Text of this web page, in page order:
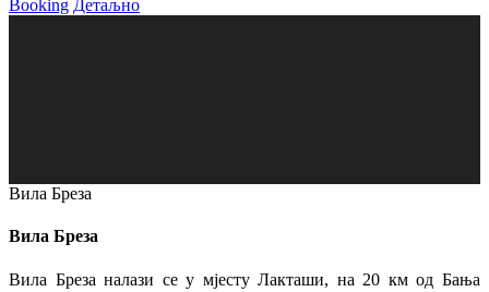
Booking Детаљно
Вила Бреза
Вила Бреза
Вила Бреза налази се у мјесту Лакташи, на 20 км од Бања